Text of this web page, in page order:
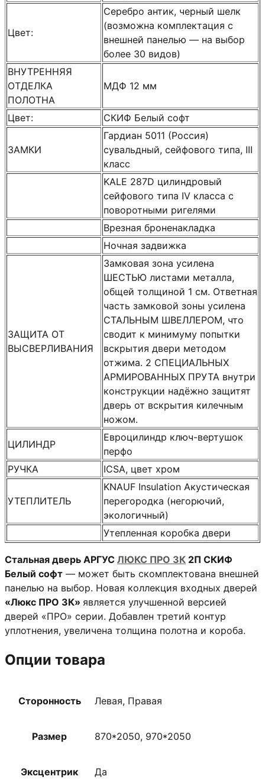
Цвет:
Серебро антик, черный шелк
(возможна комплектация с
внешней панелью — на выбор
более 30 видов)
ВНУТРЕННЯЯ
ОТДЕЛКА
ПОЛОТНА
МДФ 12 мм
Цвет: СКИФ Белый софт
ЗАМКИ
Гардиан 5011 (Россия)
сувальдный, сейфового типа, III
класс
KALE 287D цилиндровый
сейфового типа IV класса с
поворотными ригелями
Врезная броненакладка
Ночная задвижка
ЗАЩИТА ОТ
ВЫСВЕРЛИВАНИЯ
Замковая зона усилена
ШЕСТЬЮ листами металла,
общей толщиной 1 см. Ответная
часть замковой зоны усилена
СТАЛЬНЫМ ШВЕЛЛЕРОМ, что
сводит к минимуму попытки
вскрытия двери методом
отжима. 2 СПЕЦИАЛЬНЫХ
АРМИРОВАННЫХ ПРУТА внутри
конструкции надёжно защитят
дверь от вскрытия килечным
ножом.
ЦИЛИНДР
Евроцилиндр ключ-вертушок
перфо
РУЧКА
ICSA, цвет хром
УТЕПЛИТЕЛЬ
KNAUF Insulation Акустическая
перегородка (негорючий,
экологичный)
Утепленная коробка двери
Стальная дверь АРГУС ЛЮКС ПРО 3К 2П СКИФ
Белый софт — может быть скомплектована внешней
панелью на выбор. Новая коллекция входных дверей
«Люкс ПРО 3К» является улучшенной версией
дверей «ПРО» серии. Добавлен третий контур
уплотнения, увеличена толщина полотна и короба.
Опции товара
Сторонность Левая, Правая
Размер 870*2050, 970*2050
Эксцентрик Да